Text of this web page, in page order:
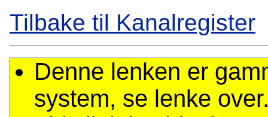
Tilbake til Kanalregister
Denne lenken er
system, se lenke